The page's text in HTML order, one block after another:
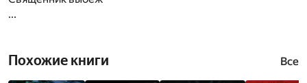
...
Похожие книги Все